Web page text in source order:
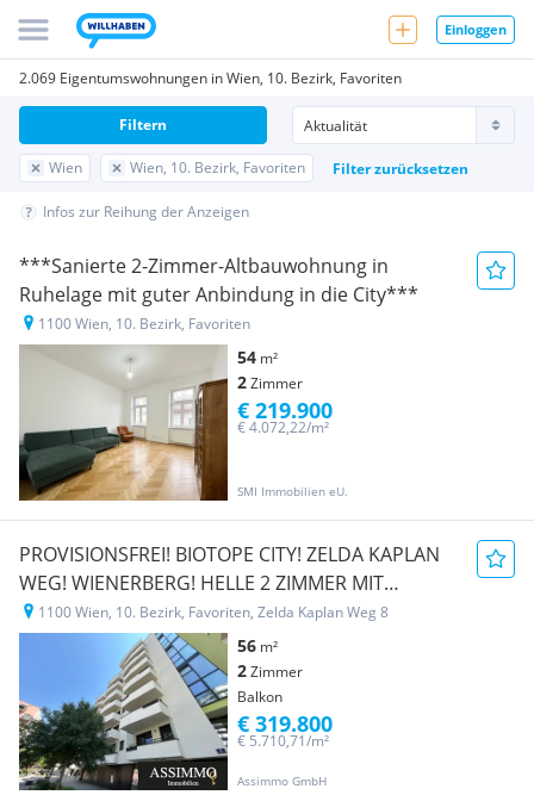
Einloggen
2.069 Eigentumswohnungen in Wien, 10. Bezirk, Favoriten
Wien Wien, 10. Bezirk, Favoriten Filter zurücksetzen
Filtern
Infos zur Reihung der Anzeigen
***Sanierte 2-Zimmer-Altbauwohnung in
Ruhelage mit guter Anbindung in die City***
1100 Wien, 10. Bezirk, Favoriten
54 m²
2Zimmer
SMI Immobilien eU.
€ 4.072,22/m²
€ 219.900
PROVISIONSFREI! BIOTOPE CITY! ZELDA KAPLAN
WEG! WIENERBERG! HELLE 2 ZIMMER MIT
BALKON! RUHIG! EINBAUKÜCHE.
1100 Wien, 10. Bezirk, Favoriten, Zelda Kaplan Weg 8
56 m²
2Zimmer
Balkon
Assimmo GmbH
€ 5.710,71/m²
€ 319.800